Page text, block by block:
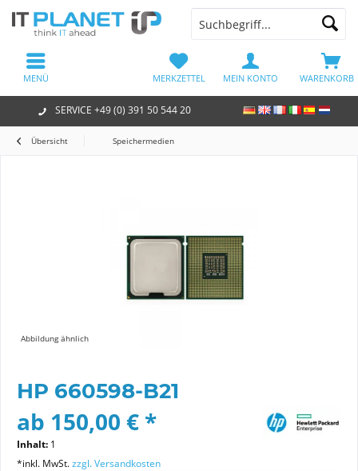
SERVICE +49 (0) 391 50 544 20
WARENKORB
MERKZETTEL MEIN KONTO
MENÜ
Übersicht Speichermedien
Abbildung ähnlich
HP 660598-B21
ab 150,00 € *
Inhalt: 1
*inkl. MwSt.zzgl. Versandkosten